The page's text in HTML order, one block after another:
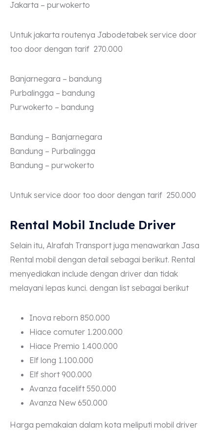
Jakarta – purwokerto
Untuk jakarta routenya Jabodetabek service door
too door dengan tarif 270.000
Banjarnegara – bandung
Purbalingga – bandung
Purwokerto – bandung
Bandung – Banjarnegara
Bandung – Purbalingga
Bandung – purwokerto
Untuk service door too door dengan tarif 250.000
Rental Mobil Include Driver
Selain itu, Alrafah Transport juga menawarkan Jasa
Rental mobil dengan detail sebagai berikut. Rental
menyediakan include dengan driver dan tidak
melayani lepas kunci. dengan list sebagai berikut
Inova reborn 850.000
Hiace comuter 1.200.000
Hiace Premio 1.400.000
Elf long 1.100.000
Elf short 900.000
Avanza facelift 550.000
Avanza New 650.000
Harga pemakaian dalam kota meliputi mobil driver